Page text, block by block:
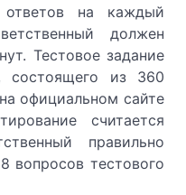
на каждый
должен
Тестовое задание
состоящего из 360
официальном сайте
считается
правильно
вопросов тестового